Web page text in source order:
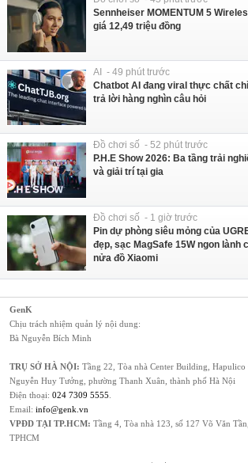
Sennheiser MOMENTUM 5
giá 12,49 triệu đồng
AI - 49 phút trước
Chatbot AI đang viral thực chất
trả lời hàng nghìn câu hỏi
Đồ chơi số - 52 phút trước
P.H.E Show 2026: Ba tầng trải
và giải trí tại gia
Đồ chơi số - 1 giờ trước
Pin dự phòng siêu mỏng của
đẹp, sạc MagSafe 15W ngon lành
nửa đồ Xiaomi
GenK
Chịu trách nhiệm quản lý nội dung:
Bà Nguyễn Bích Minh
TRỤ SỞ HÀ NỘI: Tầng 22, Tòa nhà Center Building,
Nguyễn Huy Tưởng, phường Thanh Xuân, thành phố Hà Nội
Điện thoại: 024 7309 5555
Email: info@genk.vn
VPĐD TẠI TP.HCM: Tầng 4, Tòa nhà 123, số 127 Võ Văn
TPHCM